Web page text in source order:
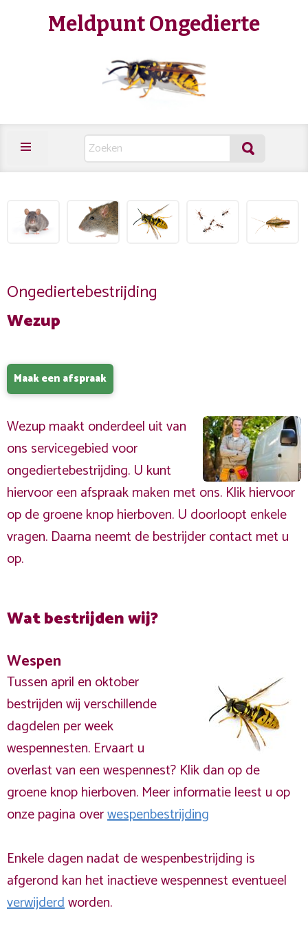
Meldpunt Ongedierte
Ongediertebestrijding
Wezup
Maak een afspraak
Wezup maakt onderdeel uit van
ons servicegebied voor
ongediertebestrijding. U kunt
hiervoor een afspraak maken met ons. Klik hiervoor
op de groene knop hierboven. U doorloopt enkele
vragen. Daarna neemt de bestrijder contact met u
op.
Wat bestrijden wij?
Wespen
Tussen april en oktober
bestrijden wij verschillende
dagdelen per week
wespennesten. Ervaart u
overlast van een wespennest? Klik dan op de
groene knop hierboven. Meer informatie leest u op
onze pagina overwespenbestrijding
Enkele dagen nadat de wespenbestrijding is
afgerond kan het inactieve wespennest eventueel
verwijderdworden.